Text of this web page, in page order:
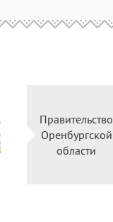
Правительство
Оренбургской
области